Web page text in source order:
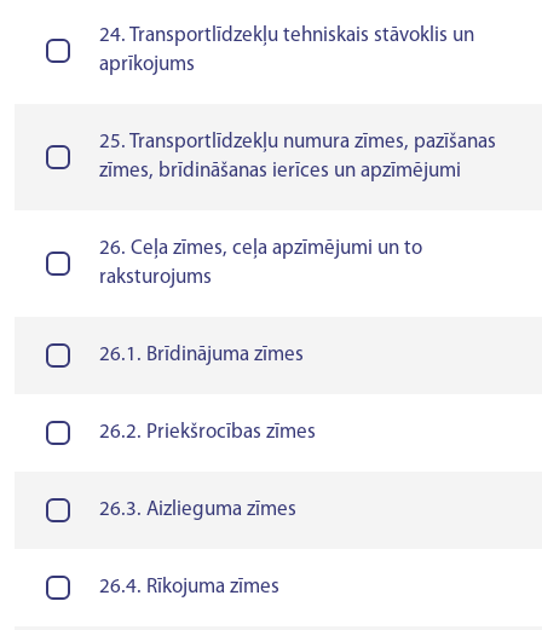
24. Transportlīdzekļu tehniskais stāvoklis un
aprīkojums
25. Transportlīdzekļu numura zīmes, pazīšanas
zīmes, brīdināšanas ierīces un apzīmējumi
26. Ceļa zīmes, ceļa apzīmējumi un to
raksturojums
26.1. Brīdinājuma zīmes
26.2. Priekšrocības zīmes
26.3. Aizlieguma zīmes
26.4. Rīkojuma zīmes